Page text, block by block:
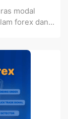
modal
forex dan...